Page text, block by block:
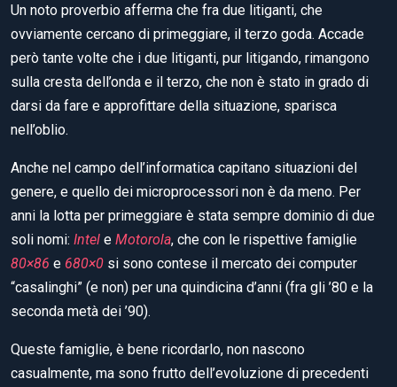
Un noto proverbio afferma che fra due litiganti, che
ovviamente cercano di primeggiare, il terzo goda. Accade
però tante volte che i due litiganti, pur litigando, rimangono
sulla cresta dell’onda e il terzo, che non è stato in grado di
darsi da fare e approfittare della situazione, sparisca
nell’oblio.
Anche nel campo dell’informatica capitano situazioni del
genere, e quello dei microprocessori non è da meno. Per
anni la lotta per primeggiare è stata sempre dominio di due
soli nomi: Intel e Motorola, che con le rispettive famiglie
80×86 e 680×0 si sono contese il mercato dei computer
“casalinghi” (e non) per una quindicina d’anni (fra gli ’80 e la
seconda metà dei ’90).
Queste famiglie, è bene ricordarlo, non nascono
casualmente, ma sono frutto dell’evoluzione di precedenti